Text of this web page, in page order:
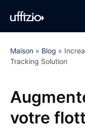
Maison » Blog »
Tracking Solution
votre